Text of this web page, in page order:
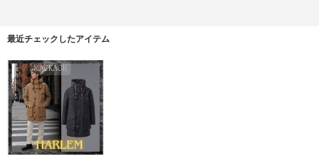
最近チェックしたアイテム